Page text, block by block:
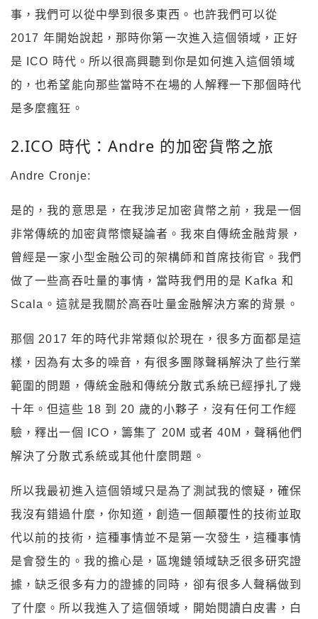
事，我們可以從中學到很多東西。也許我們可以從
2017 年開始說起，那時你第一次進入這個領域，正好
是 ICO 時代。所以很高興聽到你是如何進入這個領域
的，也希望能向那些當時不在場的人解釋一下那個時代
是多麼瘋狂。
2.ICO 時代：Andre 的加密貨幣之旅
Andre Cronje:
是的，我的意思是，在我涉足加密貨幣之前，我是一個
非常傳統的加密貨幣懷疑論者。我來自傳統金融背景，
曾經是一家小型金融公司的架構師和首席技術官。我們
做了一些高吞吐量的事情，當時我們用的是 Kafka 和
Scala。這就是我關於高吞吐量金融解決方案的背景。
那個 2017 年的時代非常類似於現在，很多方面都是這
樣，因為有太多的噪音，有很多團隊聲稱解決了些行業
範圍的問題，傳統金融和傳統分散式系統已經掙扎了幾
十年。但這些 18 到 20 歲的小夥子，沒有任何工作經
驗，釋出一個 ICO，籌集了 20M 或者 40M，聲稱他們
解決了分散式系統或其他什麼問題。
所以我最初進入這個領域只是為了測試我的懷疑，確保
我沒有錯過什麼，你知道，創造一個顛覆性的技術並取
代以前的技術，這種事情並不是第一次發生，這種事情
是會發生的。我的擔心是，區塊鏈領域缺乏很多研究證
據，缺乏很多有力的證據的同時，卻有很多人聲稱做到
了什麼。所以我進入了這個領域，開始閱讀白皮書，白